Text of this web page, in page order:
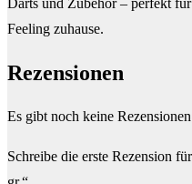
Darts und Zubehör – perfekt
Feeling zuhause.
Rezensionen
Es gibt noch keine
Schreibe die erste Rezension